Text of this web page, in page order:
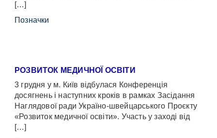
[…]
Позначки
РОЗВИТОК МЕДИЧНОЇ ОСВІТИ
3 грудня у м. Київ відбулася Конференція
досягнень і наступних кроків в рамках Засідання
Наглядової ради Україно-швейцарського Проєкту
«Розвиток медичної освіти». Участь у заході від
[…]